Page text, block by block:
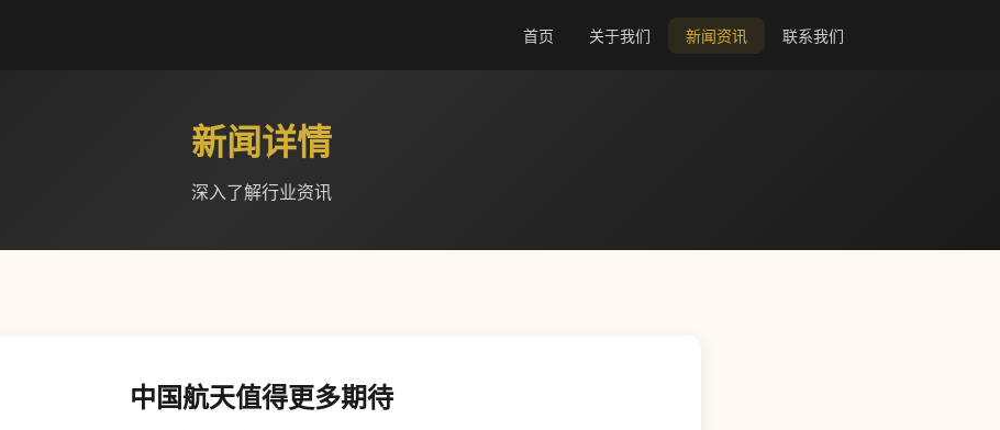
首页 关于我们 新闻资讯 联系我们
新闻详情
深入了解行业资讯
中国航天值得更多期待